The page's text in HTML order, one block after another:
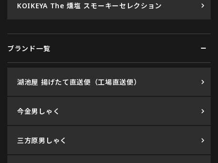
KOIKEYA The 燻塩 スモーキーセレクション
ブランド一覧
湖池屋 揚げたて直送便（工場直送便）
今金男しゃく
三方原男しゃく